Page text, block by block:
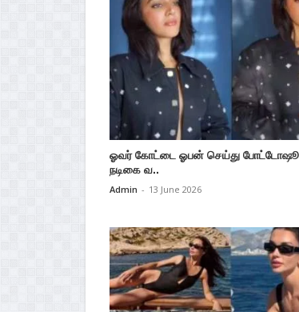
ஓவர் கோட்டை ஓபன் செய்து
நடிகை வ..
Admin - 13 June 2026